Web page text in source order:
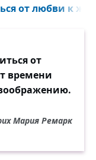
от любви к
от
времени
Мария Ремарк